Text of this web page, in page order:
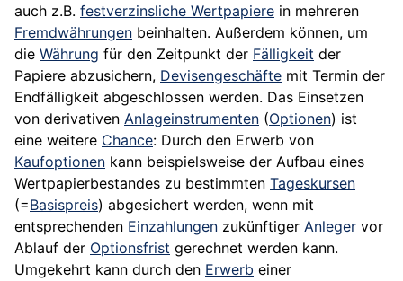
auch z.B. festverzinsliche Wertpapiere in mehreren
Fremdwährungen beinhalten. Außerdem können, um
die Währung für den Zeitpunkt der Fälligkeit der
Papiere abzusichern, Devisengeschäfte mit Termin der
Endfälligkeit abgeschlossen werden. Das Einsetzen
von derivativen Anlageinstrumenten (Optionen) ist
eine weitere Chance: Durch den Erwerb von
Kaufoptionen kann beispielsweise der Aufbau eines
Wertpapierbestandes zu bestimmten Tageskursen
(=Basispreis) abgesichert werden, wenn mit
entsprechenden Einzahlungen zukünftiger Anleger vor
Ablauf der Optionsfrist gerechnet werden kann.
Umgekehrt kann durch den Erwerb einer